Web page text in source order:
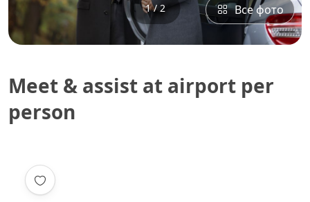
1 / 2 Все фото
Meet & assist at airport per
person